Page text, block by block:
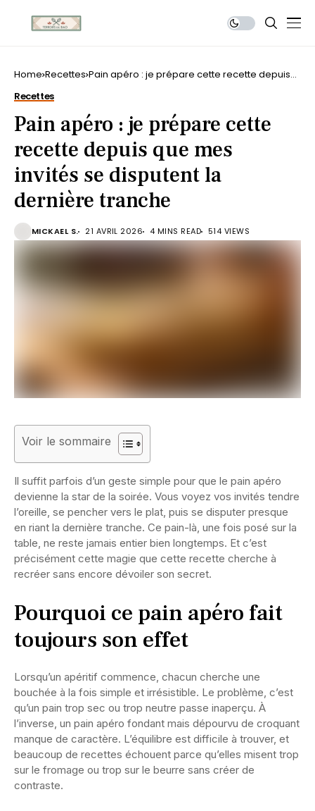
Home Recettes Pain apéro : je prépare cette recette depuis
Recettes
Pain apéro : je prépare cette
recette depuis que mes
invités se disputent la
dernière tranche
MICKAEL S. 21 AVRIL 2026 4 MINS READ 514 VIEWS
Voir le sommaire
Il suffit parfois d’un geste simple pour que le pain apéro
devienne la star de la soirée. Vous voyez vos invités tendre
l’oreille, se pencher vers le plat, puis se disputer presque
en riant la dernière tranche. Ce pain-là, une fois posé sur la
table, ne reste jamais entier bien longtemps. Et c’est
précisément cette magie que cette recette cherche à
recréer sans encore dévoiler son secret.
Pourquoi ce pain apéro fait
toujours son effet
Lorsqu’un apéritif commence, chacun cherche une
bouchée à la fois simple et irrésistible. Le problème, c’est
qu’un pain trop sec ou trop neutre passe inaperçu. À
l’inverse, un pain apéro fondant mais dépourvu de croquant
manque de caractère. L’équilibre est difficile à trouver, et
beaucoup de recettes échouent parce qu’elles misent trop
sur le fromage ou trop sur le beurre sans créer de
contraste.